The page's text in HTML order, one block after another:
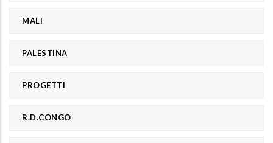
MALI
PALESTINA
PROGETTI
R.D.CONGO